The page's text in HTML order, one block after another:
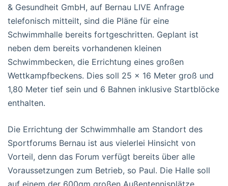
& Gesundheit GmbH, auf Bernau LIVE Anfrage
telefonisch mitteilt, sind die Pläne für eine
Schwimmhalle bereits fortgeschritten. Geplant ist
neben dem bereits vorhandenen kleinen
Schwimmbecken, die Errichtung eines großen
Wettkampfbeckens. Dies soll 25 x 16 Meter groß und
1,80 Meter tief sein und 6 Bahnen inklusive Startblöcke
enthalten.
Die Errichtung der Schwimmhalle am Standort des
Sportforums Bernau ist aus vielerlei Hinsicht von
Vorteil, denn das Forum verfügt bereits über alle
Voraussetzungen zum Betrieb, so Paul. Die Halle soll